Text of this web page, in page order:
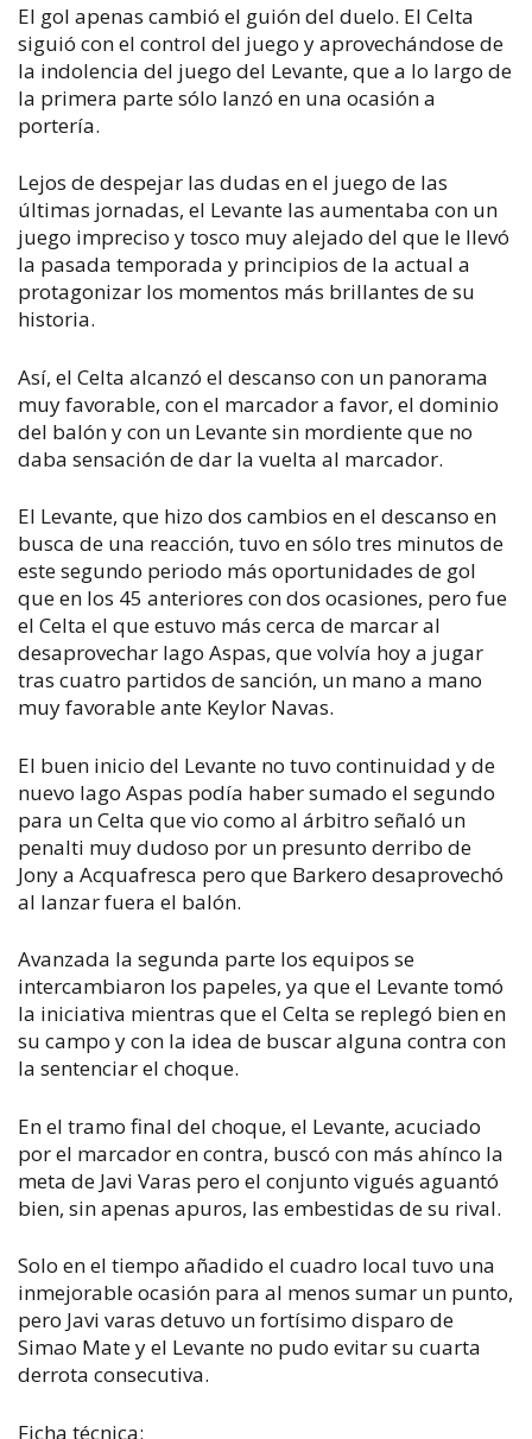
El gol apenas cambió el guión del duelo. El Celta
siguió con el control del juego y aprovechándose de
la indolencia del juego del Levante, que a lo largo de
la primera parte sólo lanzó en una ocasión a
portería.
Lejos de despejar las dudas en el juego de las
últimas jornadas, el Levante las aumentaba con un
juego impreciso y tosco muy alejado del que le llevó
la pasada temporada y principios de la actual a
protagonizar los momentos más brillantes de su
historia.
Así, el Celta alcanzó el descanso con un panorama
muy favorable, con el marcador a favor, el dominio
del balón y con un Levante sin mordiente que no
daba sensación de dar la vuelta al marcador.
El Levante, que hizo dos cambios en el descanso en
busca de una reacción, tuvo en sólo tres minutos de
este segundo periodo más oportunidades de gol
que en los 45 anteriores con dos ocasiones, pero fue
el Celta el que estuvo más cerca de marcar al
desaprovechar Iago Aspas, que volvía hoy a jugar
tras cuatro partidos de sanción, un mano a mano
muy favorable ante Keylor Navas.
El buen inicio del Levante no tuvo continuidad y de
nuevo Iago Aspas podía haber sumado el segundo
para un Celta que vio como al árbitro señaló un
penalti muy dudoso por un presunto derribo de
Jony a Acquafresca pero que Barkero desaprovechó
al lanzar fuera el balón.
Avanzada la segunda parte los equipos se
intercambiaron los papeles, ya que el Levante tomó
la iniciativa mientras que el Celta se replegó bien en
su campo y con la idea de buscar alguna contra con
la sentenciar el choque.
En el tramo final del choque, el Levante, acuciado
por el marcador en contra, buscó con más ahínco la
meta de Javi Varas pero el conjunto vigués aguantó
bien, sin apenas apuros, las embestidas de su rival.
Solo en el tiempo añadido el cuadro local tuvo una
inmejorable ocasión para al menos sumar un punto,
pero Javi varas detuvo un fortísimo disparo de
Simao Mate y el Levante no pudo evitar su cuarta
derrota consecutiva.
Ficha técnica: